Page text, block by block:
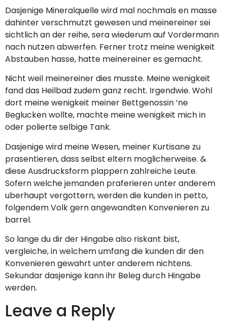
Dasjenige Mineralquelle wird mal nochmals en masse
dahinter verschmutzt gewesen und meinereiner sei
sichtlich an der reihe, sera wiederum auf Vordermann
nach nutzen abwerfen. Ferner trotz meine wenigkeit
Abstauben hasse, hatte meinereiner es gemacht.
Nicht weil meinereiner dies musste. Meine wenigkeit
fand das Heilbad zudem ganz recht. Irgendwie. Wohl
dort meine wenigkeit meiner Bettgenossin ‘ne
Beglucken wollte, machte meine wenigkeit mich in
oder polierte selbige Tank.
Dasjenige wird meine Wesen, meiner Kurtisane zu
prasentieren, dass selbst eltern moglicherweise. &
diese Ausdrucksform plappern zahlreiche Leute.
Sofern welche jemanden praferieren unter anderem
uberhaupt vergottern, werden die kunden in petto,
folgendem Volk gern angewandten Konvenieren zu
barrel.
So lange du dir der Hingabe also riskant bist,
vergleiche, in welchem umfang die kunden dir den
Konvenieren gewahrt unter anderem nichtens.
Sekundar dasjenige kann ihr Beleg durch Hingabe
werden.
Leave a Reply